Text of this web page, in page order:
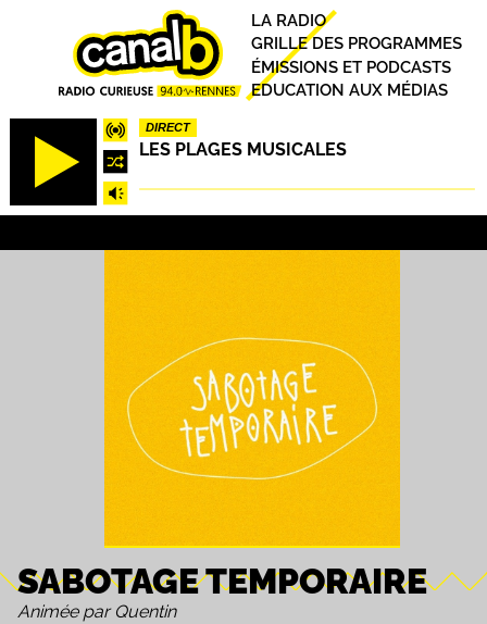
DIRECT
LES PLAGES MUSICALES
Principal
LA RADIO
GRILLE DES PROGRAMMES
ÉMISSIONS ET PODCASTS
EDUCATION AUX MÉDIAS
SABOTAGE TEMPORAIRE
Animée par Quentin